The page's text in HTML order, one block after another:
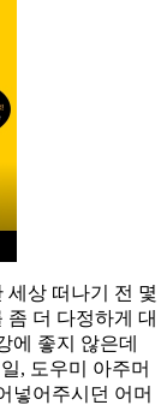
세상 떠나기 전 몇
더 다정하게 대
에 좋지 않은데
, 도우미 아주머
넣어주시던 어머